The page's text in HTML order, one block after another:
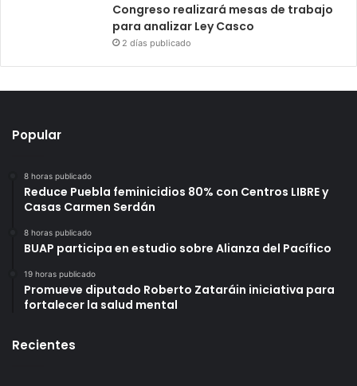
Congreso realizará mesas de trabajo
para analizar Ley Casco
2 días publicado
Popular
8 horas publicado
Reduce Puebla feminicidios 80% con Centros LIBRE y
Casas Carmen Serdán
8 horas publicado
BUAP participa en estudio sobre Alianza del Pacífico
19 horas publicado
Promueve diputado Roberto Zataráin iniciativa para
fortalecer la salud mental
Recientes